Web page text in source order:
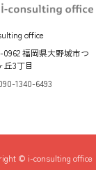
office
0962 福岡県大野城市つ
丘3丁目
1340-6493
© i-consulting office